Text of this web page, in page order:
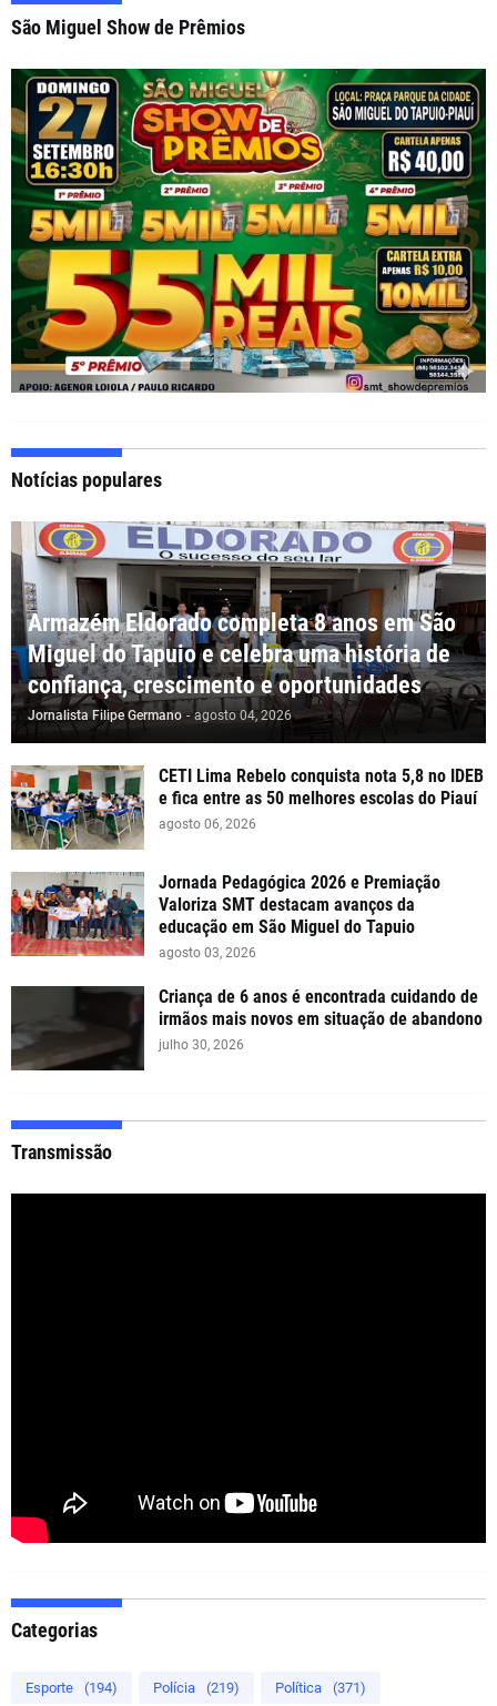
São Miguel Show de Prêmios
Notícias populares
Armazém Eldorado completa 8 anos em São
Miguel do Tapuio e celebra uma história de
confiança, crescimento e oportunidades
Jornalista Filipe Germano - agosto 04, 2026
CETI Lima Rebelo conquista nota 5,8 no IDEB
e fica entre as 50 melhores escolas do Piauí
agosto 06, 2026
Jornada Pedagógica 2026 e Premiação
Valoriza SMT destacam avanços da
educação em São Miguel do Tapuio
agosto 03, 2026
Criança de 6 anos é encontrada cuidando de
irmãos mais novos em situação de abandono
julho 30, 2026
Transmissão
Categorias
Esporte (194) Polícia (219) Política (371)